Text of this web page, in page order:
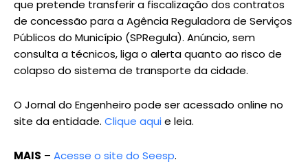
que pretende transferir a fiscalização dos contratos
de concessão para a Agência Reguladora de Serviços
Públicos do Município (SPRegula). Anúncio, sem
consulta a técnicos, liga o alerta quanto ao risco de
colapso do sistema de transporte da cidade.
O Jornal do Engenheiro pode ser acessado online no
site da entidade. Clique aquie leia.
MAIS – Acesse o site do Seesp.